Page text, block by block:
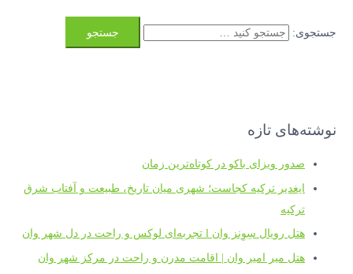
جستجوی:
نوشته‌های تازه
صدور ویزای باکو در کوتاه‌ترین زمان
ایغدیر ترکیه کجاست؛ شهری میان تاریخ، طبیعت و آفتاب شرق
ترکیه
هتل رویال سِوِنز وان l تجربه‌ای لوکس و راحت در دل شهر وان
هتل میر امیر وان | اقامت مدرن و راحت در مرکز شهر وان